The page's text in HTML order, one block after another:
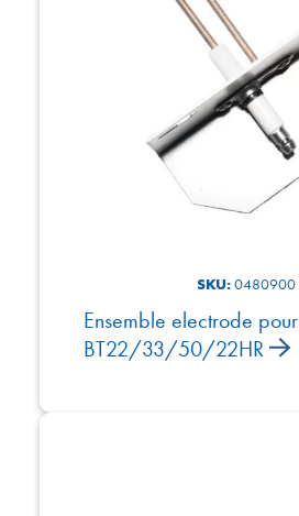
SKU:0480900
Ensemble electrode pour
BT22/33/50/22HR